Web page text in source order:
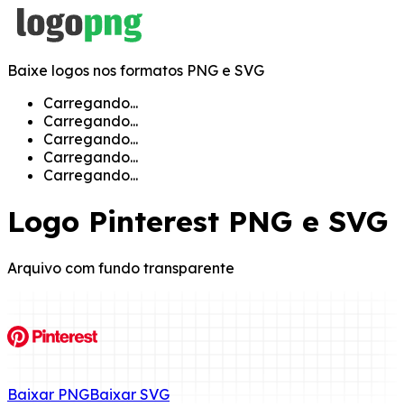
Baixe logos nos formatos PNG e SVG
Carregando...
Carregando...
Carregando...
Carregando...
Carregando...
Logo Pinterest PNG e SVG
Arquivo com fundo transparente
Baixar PNGBaixar SVG